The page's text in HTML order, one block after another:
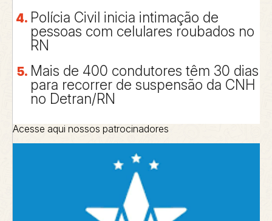
Polícia Civil inicia intimação de
pessoas com celulares roubados no
RN
Mais de 400 condutores têm 30 dias
para recorrer de suspensão da CNH
no Detran/RN
Acesse aqui nossos patrocinadores